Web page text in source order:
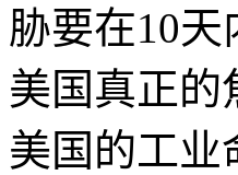
胁要在10
美国真正的
美国的工业